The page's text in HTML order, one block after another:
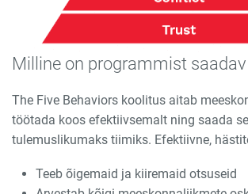
Milline on programmist
The Five Behaviors koolitus aitab
töötada koos efektiivsemalt ning saada
tulemuslikumaks tiimiks. Efektiivne,
Teeb õigemaid ja kiiremaid otsuseid